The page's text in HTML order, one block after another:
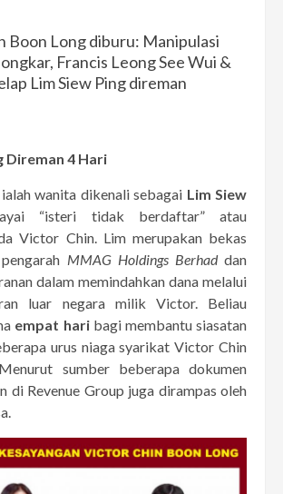
Boon Long diburu: Manipulasi
Francis Leong See Wui &
Lim Siew Ping direman
Direman 4 Hari
wanita dikenali sebagai Lim Siew
“isteri tidak berdaftar” atau
Victor Chin. Lim merupakan bekas
MMAG Holdings Berhaddan
dalam memindahkan dana melalui
luar negara milik Victor. Beliau
empat haribagi membantu siasatan
urus niaga syarikat Victor Chin
sumber beberapa dokumen
di Revenue Group juga dirampas oleh